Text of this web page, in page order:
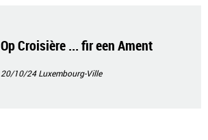
Op Croisière ... fir een Ament
20/10/24Luxembourg-Ville